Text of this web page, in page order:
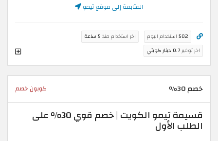
المتابعة إلى موقع تيمو
502 استخدام اليوم اخر استخدام منذ 5 ساعة
اخر توفير0.7 دينار كويتي
خصم 30% كوبون خصم
قسيمة تيمو الكويت | خصم قوي 30% على
الطلب الأول